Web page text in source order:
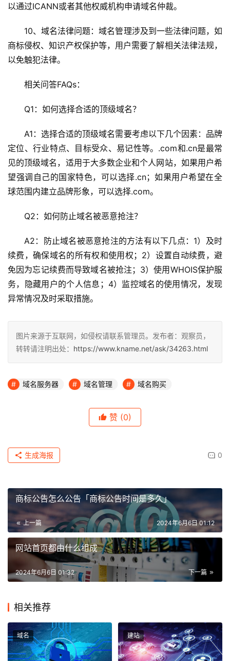
以通过ICANN或者其他权威机构申请域名仲裁。
10、域名法律问题：域名管理涉及到一些法律问题，如
商标侵权、知识产权保护等，用户需要了解相关法律法规，
以免触犯法律。
相关问答FAQs：
Q1：如何选择合适的顶级域名？
A1：选择合适的顶级域名需要考虑以下几个因素：品牌
定位、行业特点、目标受众、易记性等。.com和.cn是最常
见的顶级域名，适用于大多数企业和个人网站，如果用户希
望强调自己的国家特色，可以选择.cn；如果用户希望在全
球范围内建立品牌形象，可以选择.com。
Q2：如何防止域名被恶意抢注？
A2：防止域名被恶意抢注的方法有以下几点：1）及时
续费，确保域名的所有权和使用权；2）设置自动续费，避
免因为忘记续费而导致域名被抢注；3）使用WHOIS保护服
务，隐藏用户的个人信息；4）监控域名的使用情况，发现
异常情况及时采取措施。
图片来源于互联网，如侵权请联系管理员。发布者：观察员，
转转请注明出处： https://www.kname.net/ask/34263.html
域名服务器 域名管理 域名购买
赞 (0)
0
生成海报
商标公告怎么公告「商标公告时间是多久」
上一篇 2024年6月6日 01:12
网站首页都由什么组成
下一篇
2024年6月6日 01:32
相关推荐
域名 建站